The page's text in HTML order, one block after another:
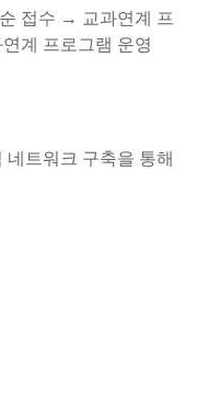
접수 → 교과연계 프
계 프로그램 운영
트워크 구축을 통해